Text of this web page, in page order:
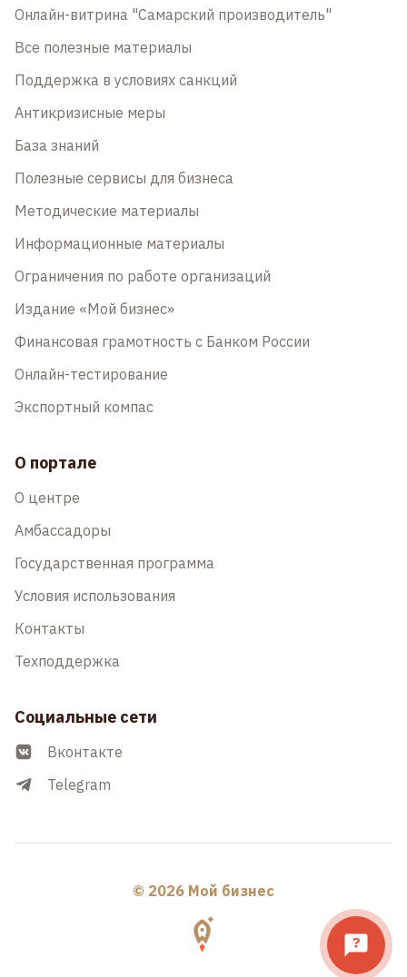
Онлайн-витрина "Самарский производитель"
Все полезные материалы
Поддержка в условиях санкций
Антикризисные меры
База знаний
Полезные сервисы для бизнеса
Методические материалы
Информационные материалы
Ограничения по работе организаций
Издание «Мой бизнес»
Финансовая грамотность с Банком России
Онлайн-тестирование
Экспортный компас
О портале
О центре
Амбассадоры
Государственная программа
Условия использования
Контакты
Техподдержка
Социальные сети
Вконтакте
Telegram
© 2026 Мой бизнес